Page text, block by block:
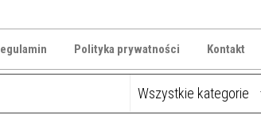
Polityka prywatności Kontakt